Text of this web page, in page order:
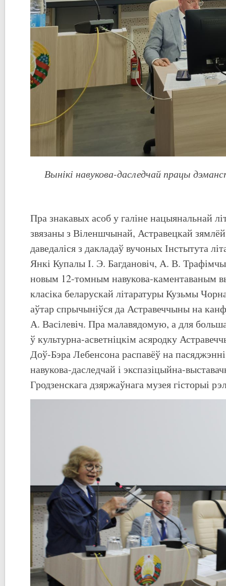
Вынікі навукова-даследчай працы
Пра знакавых асоб у галіне нацыянальнай
звязаны з Віленшчынай, Астравецкай
даведаліся з дакладаў вучоных Інстытута
Янкі Купалы І. Э. Багдановіч, А. В.
новым 12-томным навукова-каментаваным
класіка беларускай літаратуры Кузьмы
аўтар спрычыніўся да Астравеччыны на
А. Васілевіч. Пра малавядомую, а для
ў культурна-асветніцкім асяродку
Доў-Бэра Лебенсона распавёў на
навукова-даследчай і экспазіцыйна-
Гродзенскага дзяржаўнага музея гісторыі